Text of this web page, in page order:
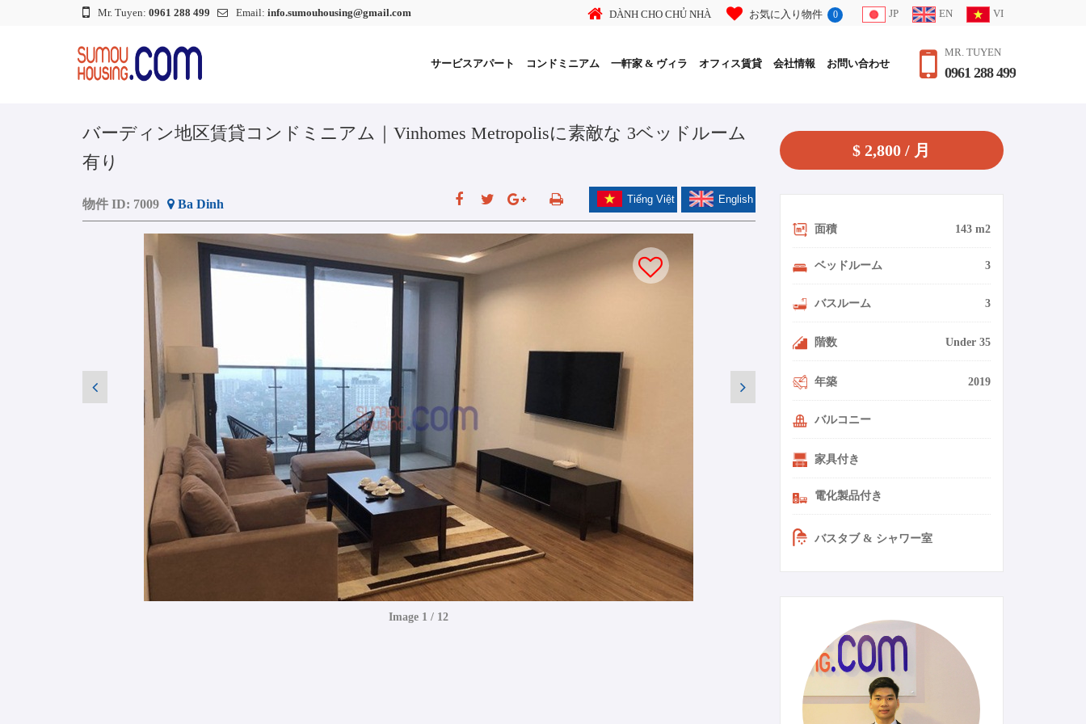
Mr. Tuyen: 0961 288 499 Email: info.sumouhousing@gmail.com DÀNH CHO CHỦ NHÀ お気に入り物件 0 JP EN VI
MR. TUYEN
0961 288 499
サービスアパート コンドミニアム 一軒家 & ヴィラ オフィス賃貸 会社情報 お問い合わせ
バーディン地区賃貸コンドミニアム｜Vinhomes Metropolisに素敵な 3ベッドルーム
有り
English
Tiếng Việt
物件 ID: 7009 Ba Dinh
Image 1 / 12
$ 2,800 / 月
面積 143 m2
ベッドルーム 3
バスルーム 3
階数 Under 35
年築 2019
バルコニー
家具付き
電化製品付き
バスタブ & シャワー室